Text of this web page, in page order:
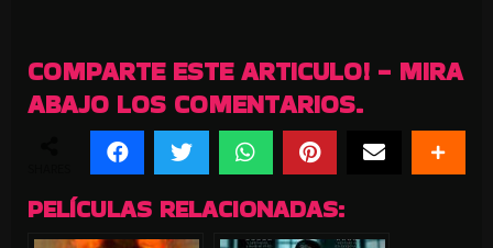
COMPARTE ESTE ARTICULO! - MIRA
ABAJO LOS COMENTARIOS.
PELÍCULAS RELACIONADAS: